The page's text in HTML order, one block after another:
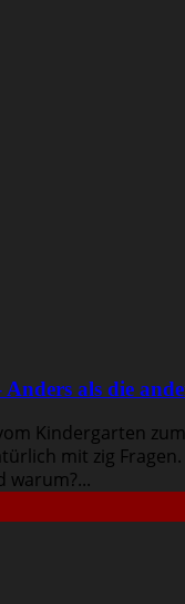
als die
Kindergarten
mit zig
warum?...